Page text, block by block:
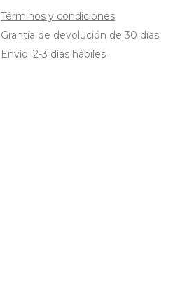
Términos y condiciones
Grantía de devolución de 30 días
Envío: 2-3 días hábiles